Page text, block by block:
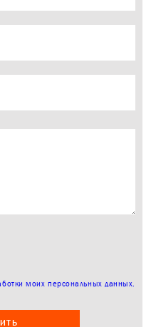
Ваш запрос
Менеджер свяжется с
моих персональных данных.